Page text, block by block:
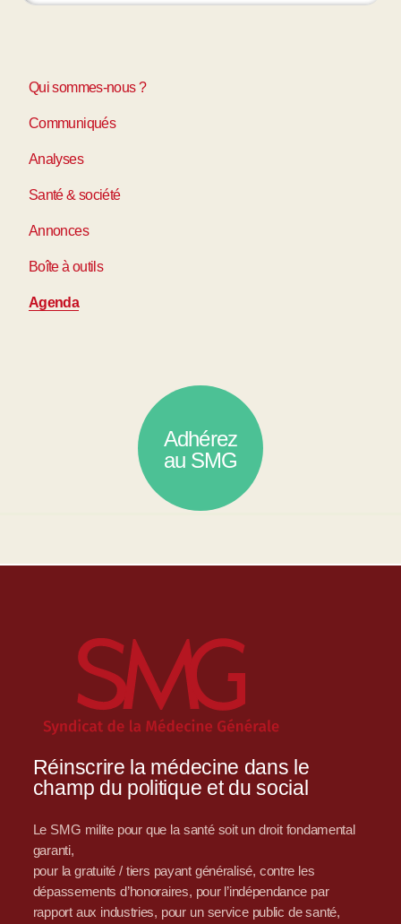
Qui sommes-nous ?
Communiqués
Analyses
Santé & société
Annonces
Boîte à outils
Agenda
Adhérez
au SMG
Réinscrire la médecine dans le
champ du politique et du social
Le SMG milite pour que la santé soit un droit fondamental
garanti,
pour la gratuité / tiers payant généralisé, contre les
dépassements d’honoraires, pour l’indépendance par
rapport aux industries, pour un service public de santé,